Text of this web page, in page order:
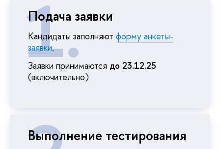
Подача заявки
Кандидаты заполняют форму анкеты-
заявки.
Заявки принимаются до 23.12.25
(включительно)
Выполнение тестирования